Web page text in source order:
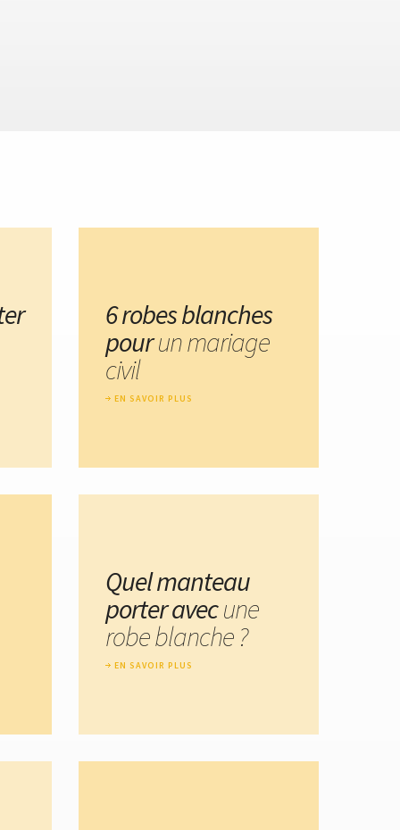
6 robes blanches
pourun mariage
civil
EN SAVOIR PLUS
Quel manteau
porter avecune
robe blanche ?
EN SAVOIR PLUS